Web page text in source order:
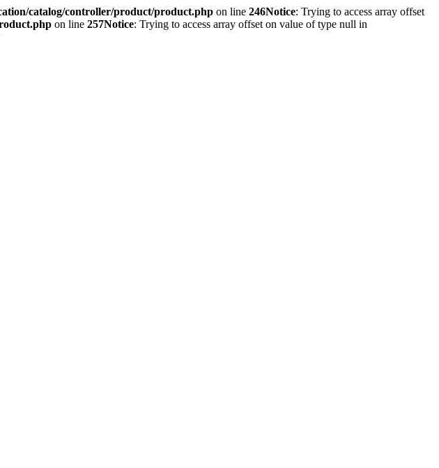
catalog/controller/product/product.php on line 246Notice: Trying to access array offset
on line 257Notice: Trying to access array offset on value of type null in